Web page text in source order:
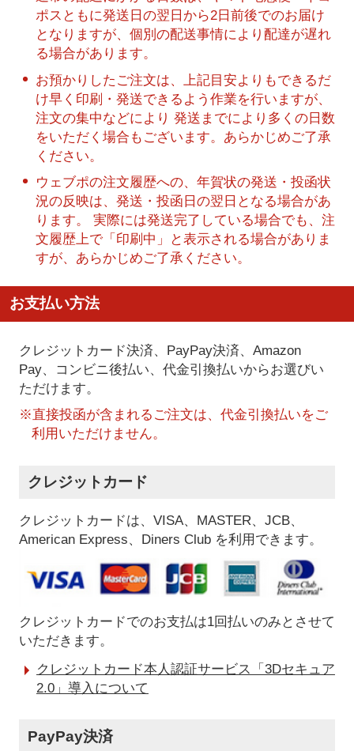
ポスともに発送日の翌日から2日前後でのお届け
となりますが、個別の配送事情により配達が遅れ
る場合があります。
お預かりしたご注文は、上記目安よりもできるだ
け早く印刷・発送できるよう作業を行いますが、
注文の集中などにより 発送までにより多くの日数
をいただく場合もございます。あらかじめご了承
ください。
ウェブポの注文履歴への、年賀状の発送・投函状
況の反映は、発送・投函日の翌日となる場合があ
ります。 実際には発送完了している場合でも、注
文履歴上で「印刷中」と表示される場合がありま
すが、あらかじめご了承ください。
お支払い方法
クレジットカード決済、PayPay決済、Amazon
Pay、コンビニ後払い、代金引換払いからお選びい
ただけます。
※直接投函が含まれるご注文は、代金引換払いをご
利用いただけません。
クレジットカード
クレジットカードは、VISA、MASTER、JCB、
American Express、Diners Club を利用できます。
クレジットカードでのお支払は1回払いのみとさせて
いただきます。
クレジットカード本人認証サービス「3Dセキュア
2.0」導入について
PayPay決済